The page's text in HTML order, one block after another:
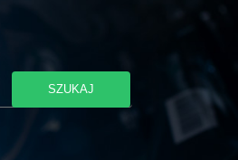
SZUKAJ